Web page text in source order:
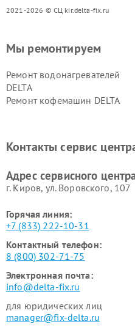
2021-2026 © СЦ kir.delta-fix.ru
Мы ремонтируем
Ремонт водонагревателей
DELTA
Ремонт кофемашин DELTA
Контакты сервис
Адрес сервисного
г. Киров, ул. Воровского, 107
Горячая линия:
+7 (833) 222-10-31
Контактный телефон:
8 (800) 302-71-75
Электронная почта:
info@delta-fix.ru
для юридических лиц
manager@fix-delta.ru